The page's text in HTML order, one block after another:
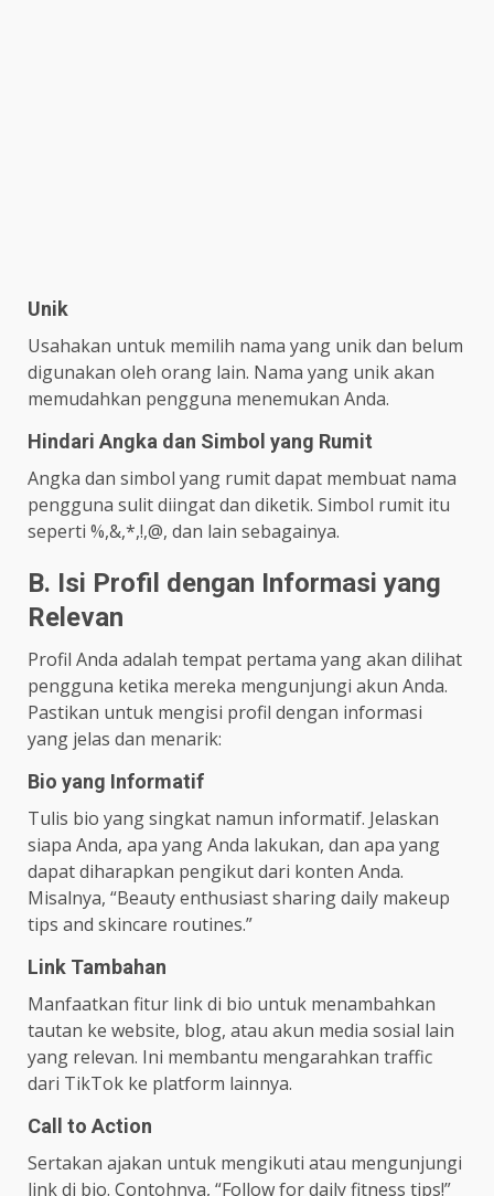
Unik
Usahakan untuk memilih nama yang unik dan belum
digunakan oleh orang lain. Nama yang unik akan
memudahkan pengguna menemukan Anda.
Hindari Angka dan Simbol yang Rumit
Angka dan simbol yang rumit dapat membuat nama
pengguna sulit diingat dan diketik. Simbol rumit itu
seperti %,&,*,!,@, dan lain sebagainya.
B. Isi Profil dengan Informasi yang
Relevan
Profil Anda adalah tempat pertama yang akan dilihat
pengguna ketika mereka mengunjungi akun Anda.
Pastikan untuk mengisi profil dengan informasi
yang jelas dan menarik:
Bio yang Informatif
Tulis bio yang singkat namun informatif. Jelaskan
siapa Anda, apa yang Anda lakukan, dan apa yang
dapat diharapkan pengikut dari konten Anda.
Misalnya, “Beauty enthusiast sharing daily makeup
tips and skincare routines.”
Link Tambahan
Manfaatkan fitur link di bio untuk menambahkan
tautan ke website, blog, atau akun media sosial lain
yang relevan. Ini membantu mengarahkan traffic
dari TikTok ke platform lainnya.
Call to Action
Sertakan ajakan untuk mengikuti atau mengunjungi
link di bio. Contohnya, “Follow for daily fitness tips!”